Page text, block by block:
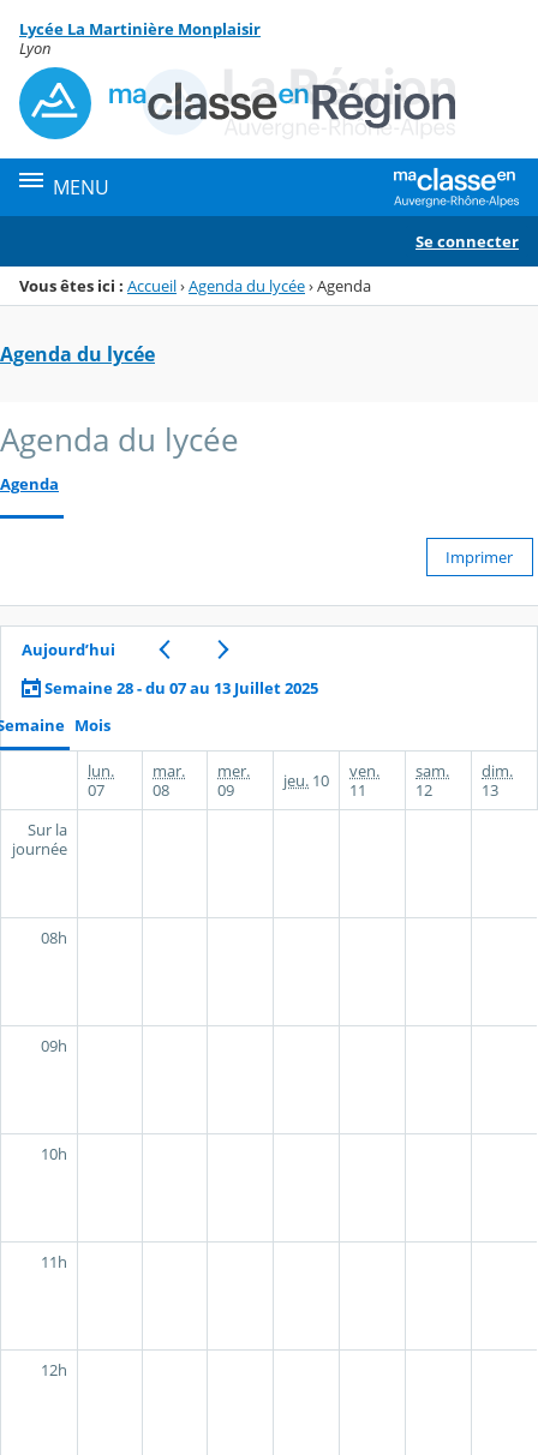
Menu de la rubrique
Contenu
Lycée La Martinière Monplaisir
Lyon
MENU
Se connecter
Vous êtes ici : Accueil›Agenda du lycée›Agenda
Agenda du lycée
Agenda du lycée
Agenda
Imprimer
Aujourd’hui
Semaine 28 - du 07 au 13 Juillet 2025
Mois
lun.
07
mar.
08
mer.
09
jeu. 10
ven.
11
sam.
12
dim.
13
Sur la
journée
08h
09h
10h
11h
12h